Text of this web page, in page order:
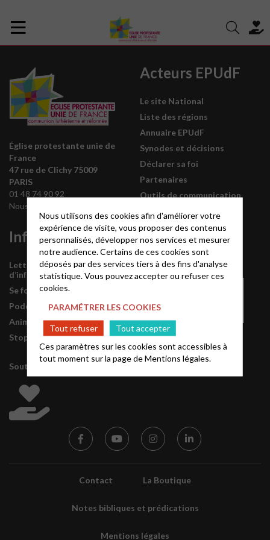
Église protestante unie de
France
47 rue de Clichy 75009
PARIS
01 48 74 90 92
Nous contacter
Acteurs EPUdF
Le site National
Liste des régions
Annuaire EPUdF
Synodes et décisions
Déclarer sa foi
Partenaires
Outils de communication
Tutoriels
Informations
Lettre mensuelle
d’information de l’EPUdF
Se former
Podcasts
Animation financière
Stop à la violence !
Soutenir l’Eglise
L’Eglise est
labellisée
Contact La Boutique
Notes bibliques et prédications
Mentions légales
Nous utilisons des cookies afin d'améliorer votre
expérience de visite, vous proposer des contenus
personnalisés, développer nos services et mesurer
notre audience. Certains de ces cookies sont
déposés par des services tiers à des fins d'analyse
statistique. Vous pouvez accepter ou refuser ces
cookies.
PARAMÉTRER LES COOKIES
Tout refuser
Tout accepter
Ces paramètres sur les cookies sont accessibles à
tout moment sur la page deMentions légales.